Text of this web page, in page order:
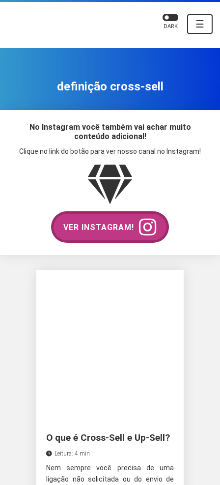
☰
DARK
definição cross-sell
No Instagram você também vai achar muito
conteúdo adicional!
Clique no link do botão para ver nosso canal no Instagram!
VER INSTAGRAM!
O que é Cross-Sell e Up-Sell?
Leitura: 4 min
Nem sempre você precisa de uma
ligação não solicitada ou do envio de